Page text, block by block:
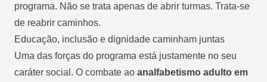
programa. Não se trata apenas de abrir turmas. Trata-se
de reabrir caminhos.
Educação, inclusão e dignidade caminham juntas
Uma das forças do programa está justamente no seu
caráter social. O combate ao analfabetismo adulto em